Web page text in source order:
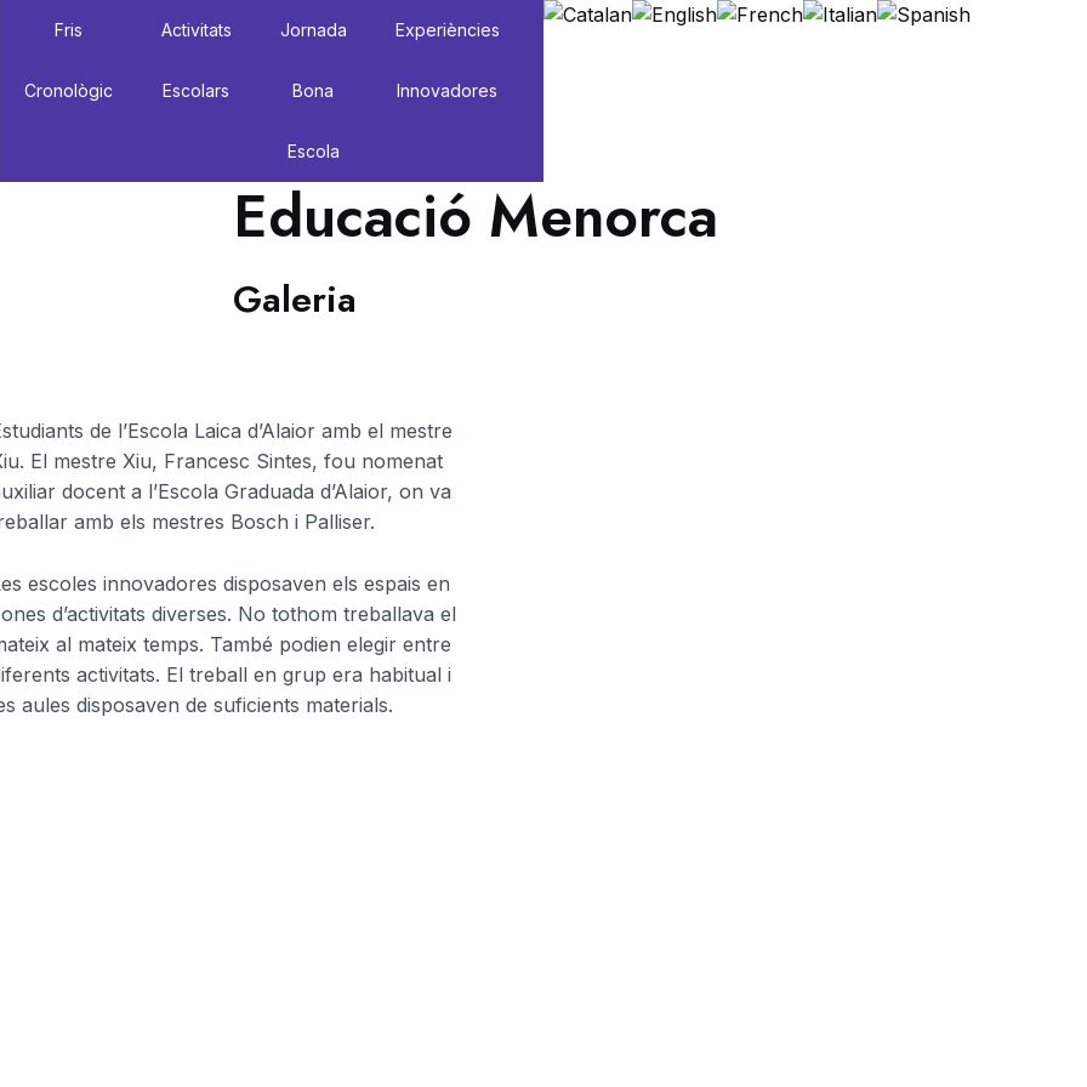
Fris
Cronològic
Activitats
Escolars
Jornada
Bona
Escola
Experiències
Innovadores
Educació Menorca
Galeria
de l’Escola Laica d’Alaior amb el mestre
El mestre Xiu, Francesc Sintes, fou nomenat
docent a l’Escola Graduada d’Alaior, on va
amb els mestres Bosch i Palliser.
escoles innovadores disposaven els espais en
d’activitats diverses. No tothom treballava el
al mateix temps. També podien elegir entre
activitats. El treball en grup era habitual i
aules disposaven de suficients materials.